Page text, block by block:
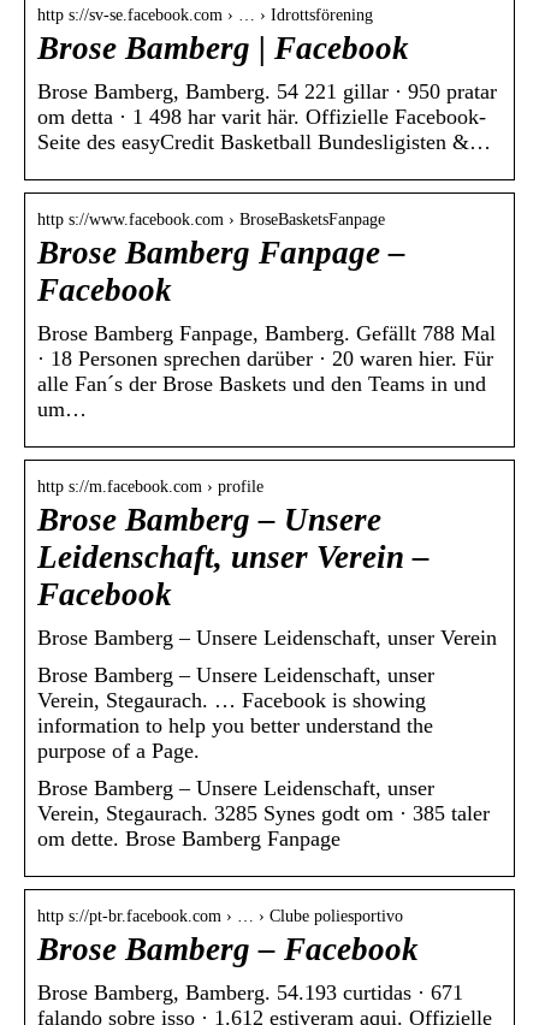
http s://sv-se.facebook.com › … › Idrottsförening
Brose Bamberg | Facebook
Brose Bamberg, Bamberg. 54 221 gillar · 950 pratar
om detta · 1 498 har varit här. Offizielle Facebook-
Seite des easyCredit Basketball Bundesligisten &…
http s://www.facebook.com › BroseBasketsFanpage
Brose Bamberg Fanpage –
Facebook
Brose Bamberg Fanpage, Bamberg. Gefällt 788 Mal
· 18 Personen sprechen darüber · 20 waren hier. Für
alle Fan´s der Brose Baskets und den Teams in und
um…
http s://m.facebook.com › profile
Brose Bamberg – Unsere
Leidenschaft, unser Verein –
Facebook
Brose Bamberg – Unsere Leidenschaft, unser Verein
Brose Bamberg – Unsere Leidenschaft, unser
Verein, Stegaurach. … Facebook is showing
information to help you better understand the
purpose of a Page.
Brose Bamberg – Unsere Leidenschaft, unser
Verein, Stegaurach. 3285 Synes godt om · 385 taler
om dette. Brose Bamberg Fanpage
http s://pt-br.facebook.com › … › Clube poliesportivo
Brose Bamberg – Facebook
Brose Bamberg, Bamberg. 54.193 curtidas · 671
falando sobre isso · 1.612 estiveram aqui. Offizielle